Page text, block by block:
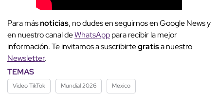
Para másnoticias, no dudes en seguirnos en Google News y
en nuestro canal deWhatsApppara recibir la mejor
información. Te invitamos a suscribirtegratisa nuestro
Newsletter.
TEMAS
Video TikTok Mundial 2026 Mexico